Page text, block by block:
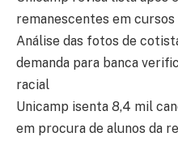
remanescentes em cursos
Análise das fotos de
demanda para banca
racial
Unicamp isenta 8,4 mil
em procura de alunos da